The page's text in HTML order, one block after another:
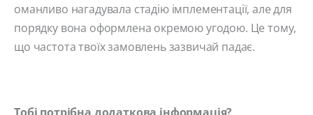
оманливо нагадувала стадію імплементації, але для
порядку вона оформлена окремою угодою. Це тому,
що частота твоїх замовлень зазвичай падає.
Тобі потрібна додаткова інформація?